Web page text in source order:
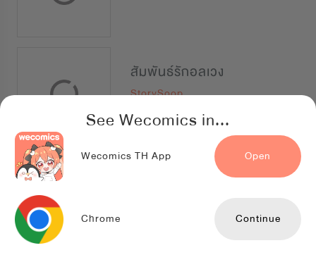
See Wecomics in...
Wecomics TH App Open
Chrome Continue
สัมพันธ์รักอลเวง
StorySoop
เรื่องลับๆฉบับท็อปสตาร์